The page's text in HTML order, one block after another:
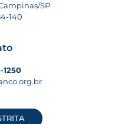
SP
140
1250